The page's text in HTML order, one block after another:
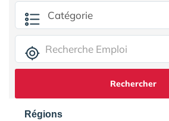
Rechercher
Régions